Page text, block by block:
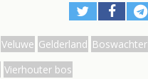
Veluwe Gelderland Boswachter
Vierhouter bos